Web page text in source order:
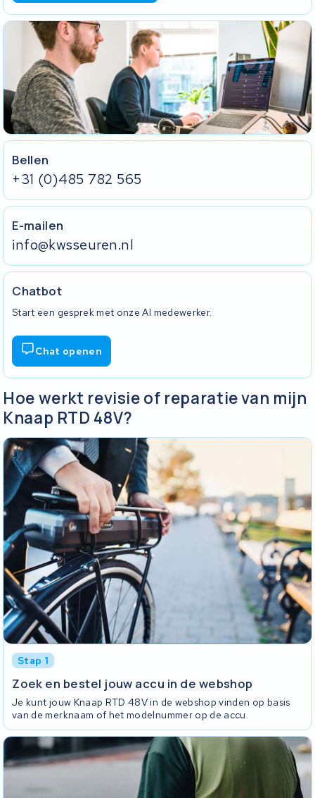
Bellen
+31 (0)485 782 565
E-mailen
info@kwsseuren.nl
Chatbot
Start een gesprek met onze AI medewerker.
Chat openen
Hoe werkt revisie of reparatie van mijn
Knaap RTD 48V?
Stap 1
Zoek en bestel jouw accu in de webshop
Je kunt jouw Knaap RTD 48V in de webshop vinden op basis
van de merknaam of het modelnummer op de accu.